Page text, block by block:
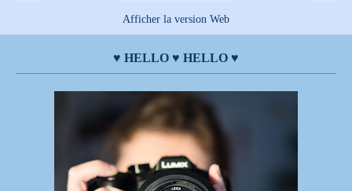
Afficher la version Web
♥ HELLO ♥ HELLO ♥